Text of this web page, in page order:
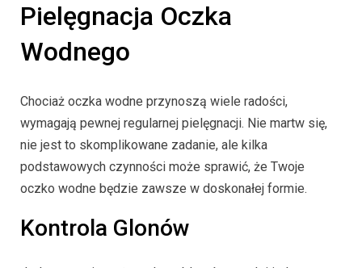
Pielęgnacja Oczka
Wodnego
Chociaż oczka wodne przynoszą wiele radości,
wymagają pewnej regularnej pielęgnacji. Nie martw się,
nie jest to skomplikowane zadanie, ale kilka
podstawowych czynności może sprawić, że Twoje
oczko wodne będzie zawsze w doskonałej formie.
Kontrola Glonów